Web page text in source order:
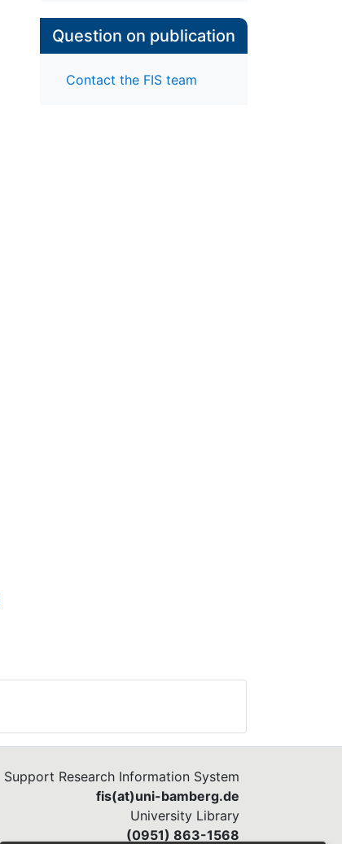
Question on publication
Contact the FIS team
Support Research Information System
fis(at)uni-bamberg.de
University Library
(0951) 863-1568